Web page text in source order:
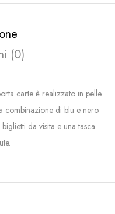
(0)
carte è realizzato in pelle
combinazione di blu e nero.
da visita e una tasca